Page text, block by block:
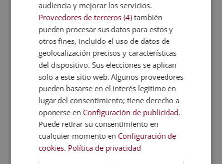
Categorías de cursos
Formación Profesional
Másters y cursos de calidad y medio ambiente
Másters y cursos de comercio
Másters y cursos de comunicación
Másters y cursos de contabilidad
Másters y cursos de criminología
Másters y cursos de deporte
Másters y cursos de derecho
Másters y cursos de diseño de interiores
audiencia y mejorar los servicios.
Proveedores de terceros (4) también
pueden procesar sus datos para estos y
otros fines, incluido el uso de datos de
geolocalización precisos y características
del dispositivo. Sus elecciones se aplican
solo a este sitio web. Algunos proveedores
pueden basarse en el interés legítimo en
lugar del consentimiento; tiene derecho a
oponerse en Configuración de publicidad.
Puede retirar su consentimiento en
cualquier momento en Configuración de
cookies. Política de privacidad